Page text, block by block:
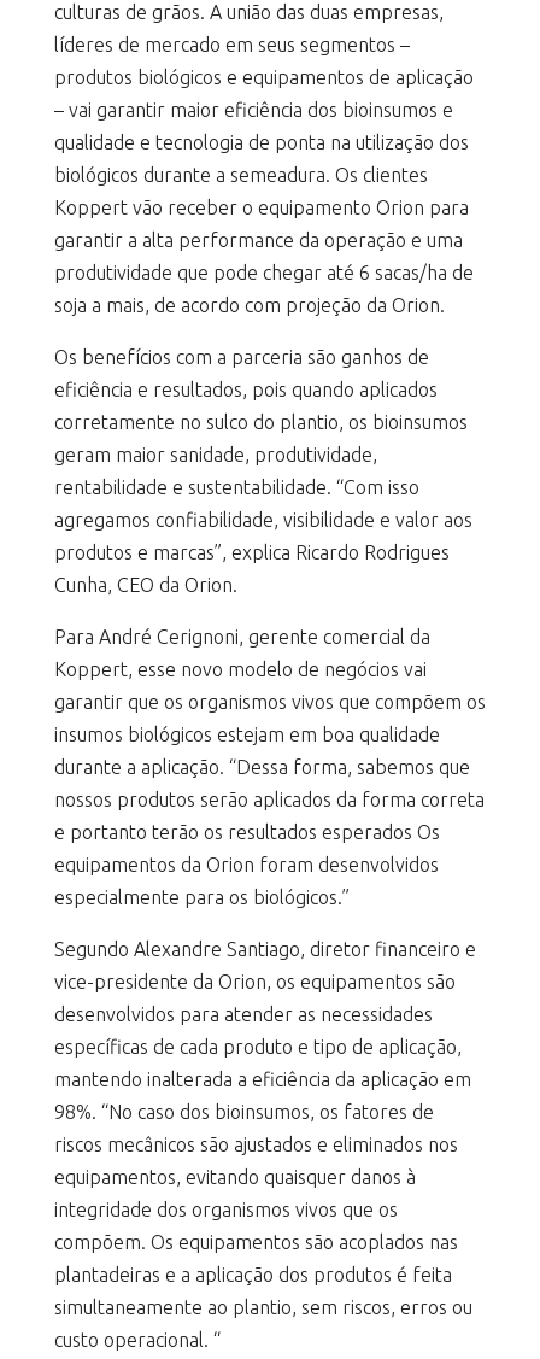
culturas de grãos. A união das duas empresas,
líderes de mercado em seus segmentos –
produtos biológicos e equipamentos de aplicação
– vai garantir maior eficiência dos bioinsumos e
qualidade e tecnologia de ponta na utilização dos
biológicos durante a semeadura. Os clientes
Koppert vão receber o equipamento Orion para
garantir a alta performance da operação e uma
produtividade que pode chegar até 6 sacas/ha de
soja a mais, de acordo com projeção da Orion.
Os benefícios com a parceria são ganhos de
eficiência e resultados, pois quando aplicados
corretamente no sulco do plantio, os bioinsumos
geram maior sanidade, produtividade,
rentabilidade e sustentabilidade. “Com isso
agregamos confiabilidade, visibilidade e valor aos
produtos e marcas”, explica Ricardo Rodrigues
Cunha, CEO da Orion.
Para André Cerignoni, gerente comercial da
Koppert, esse novo modelo de negócios vai
garantir que os organismos vivos que compõem os
insumos biológicos estejam em boa qualidade
durante a aplicação. “Dessa forma, sabemos que
nossos produtos serão aplicados da forma correta
e portanto terão os resultados esperados Os
equipamentos da Orion foram desenvolvidos
especialmente para os biológicos.”
Segundo Alexandre Santiago, diretor financeiro e
vice-presidente da Orion, os equipamentos são
desenvolvidos para atender as necessidades
específicas de cada produto e tipo de aplicação,
mantendo inalterada a eficiência da aplicação em
98%. “No caso dos bioinsumos, os fatores de
riscos mecânicos são ajustados e eliminados nos
equipamentos, evitando quaisquer danos à
integridade dos organismos vivos que os
compõem. Os equipamentos são acoplados nas
plantadeiras e a aplicação dos produtos é feita
simultaneamente ao plantio, sem riscos, erros ou
custo operacional. “